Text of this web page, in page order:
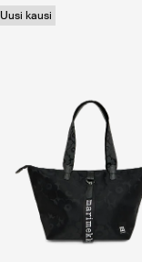
Uusi kausi